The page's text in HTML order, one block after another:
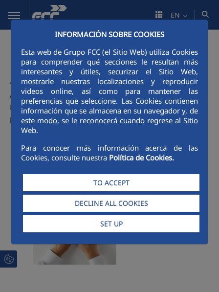
Skip to Main Content
INFORMACIÓN SOBRE COOKIES
Esta web de Grupo FCC (el Sitio Web) utiliza Cookies
para comprender qué secciones le resultan más
interesantes y útiles, securizar el Sitio Web,
mostrarle nuestras localizaciones y reproducir
videos online, así como para mantener las
preferencias que seleccione. Las Cookies contienen
información que se almacena en su navegador y, de
este modo, se le reconocerá cuando regrese al Sitio
Web.
Para conocer más información acerca de las
Cookies, consulte nuestra Política de Cookies.
TO ACCEPT
DECLINE ALL COOKIES
SET UP
EN
Employees access
You can access the following services from outside the
corporate network by clicking on the appropriate link.
Must be identified by introducing user (domain\user) and
password:
FCC in the world
Report incidents
Employee/Manager Portal